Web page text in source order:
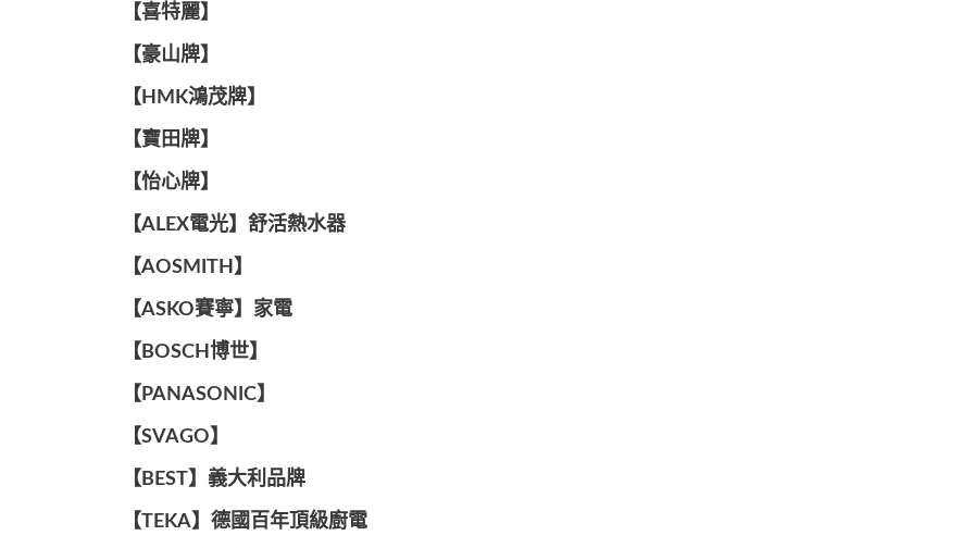
【喜特麗】
【豪山牌】
【HMK鴻茂牌】
【寶田牌】
️【怡心牌】️
️️【ALEX電光】舒活熱水器️️
【AOSMITH】
【ASKO賽寧】家電
【BOSCH博世】
️【PANASONIC】️
️【SVAGO】️
️【BEST】️義大利品牌
️【TEKA】️德國百年頂級廚電